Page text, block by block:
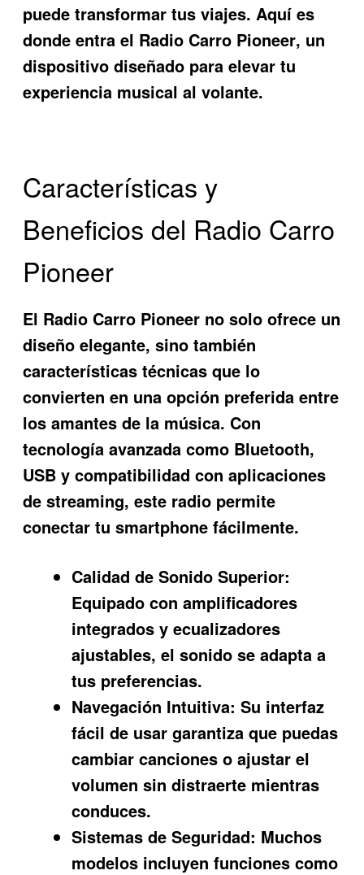
puede transformar tus viajes. Aquí es
donde entra el Radio Carro Pioneer, un
dispositivo diseñado para elevar tu
experiencia musical al volante.
Características y
Beneficios del Radio Carro
Pioneer
El Radio Carro Pioneer no solo ofrece un
diseño elegante, sino también
características técnicas que lo
convierten en una opción preferida entre
los amantes de la música. Con
tecnología avanzada como Bluetooth,
USB y compatibilidad con aplicaciones
de streaming, este radio permite
conectar tu smartphone fácilmente.
Calidad de Sonido Superior:
Equipado con amplificadores
integrados y ecualizadores
ajustables, el sonido se adapta a
tus preferencias.
Navegación Intuitiva: Su interfaz
fácil de usar garantiza que puedas
cambiar canciones o ajustar el
volumen sin distraerte mientras
conduces.
Sistemas de Seguridad: Muchos
modelos incluyen funciones como